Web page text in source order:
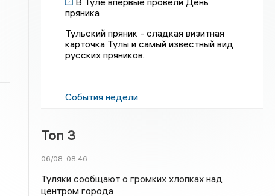
пряника
Тульский пряник - сладкая визитная
карточка Тулы и самый известный вид
русских пряников.
События недели
Топ 3
06/08 08:46
Туляки сообщают о громких хлопках над
центром города